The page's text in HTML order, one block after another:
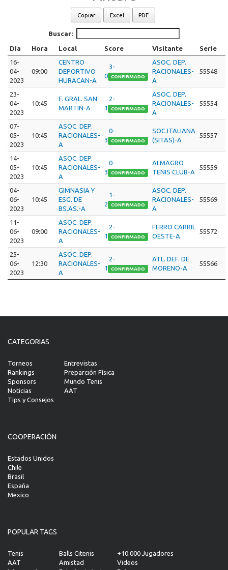
Copiar Excel PDF
Buscar:
Dia Hora Local Score Visitante
Serie
16-
04-
2023
09:00
CENTRO
DEPORTIVO
HURACAN-A
3-
0 CONFIRMADO
ASOC. DEP.
RACIONALES-
A
55548
23-
04-
2023
10:45
F. GRAL. SAN
MARTIN-A
2-
1
CONFIRMADO
ASOC. DEP.
RACIONALES-
A
55554
07-
05-
2023
10:45
ASOC. DEP.
RACIONALES-
A
0-
3
CONFIRMADO
SOC.ITALIANA
(SITAS)-A
55557
14-
05-
2023
10:45
ASOC. DEP.
RACIONALES-
A
0-
3
CONFIRMADO
ALMAGRO
TENIS CLUB-A
55559
04-
06-
2023
10:45
GIMNASIA Y
ESG. DE
BS.AS.-A
1-
2
CONFIRMADO
ASOC. DEP.
RACIONALES-
A
55569
11-
06-
2023
09:00
ASOC. DEP.
RACIONALES-
A
2-
1
CONFIRMADO
FERRO CARRIL
OESTE-A
55572
25-
06-
2023
12:30
ASOC. DEP.
RACIONALES-
A
2-
1
CONFIRMADO
ATL. DEF. DE
MORENO-A
55566
CATEGORIAS
Torneos
Rankings
Sponsors
Noticias
Tips y Consejos
Entrevistas
Preparción Física
Mundo Tenis
AAT
COOPERACIÓN
Estados Unidos
Chile
Brasil
España
Mexico
POPULAR TAGS
Tenis
AAT
Balls Citenis
Amistad
+10.000 Jugadores
Videos